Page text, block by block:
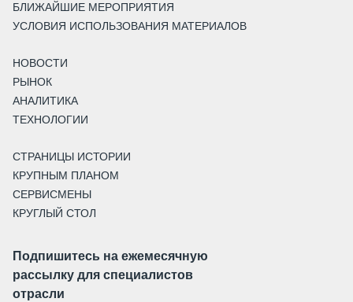
БЛИЖАЙШИЕ МЕРОПРИЯТИЯ
УСЛОВИЯ ИСПОЛЬЗОВАНИЯ МАТЕРИАЛОВ
НОВОСТИ
РЫНОК
АНАЛИТИКА
ТЕХНОЛОГИИ
СТРАНИЦЫ ИСТОРИИ
КРУПНЫМ ПЛАНОМ
СЕРВИСМЕНЫ
КРУГЛЫЙ СТОЛ
Подпишитесь на ежемесячную
рассылку для специалистов
отрасли